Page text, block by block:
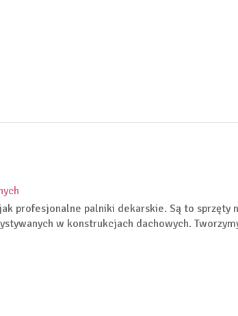
profesjonalne palniki dekarskie. Są to sprzęty
w konstrukcjach dachowych.